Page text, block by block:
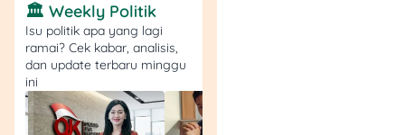
🏛️ Weekly Politik
Isu politik apa yang lagi
ramai? Cek kabar, analisis,
dan update terbaru minggu
ini